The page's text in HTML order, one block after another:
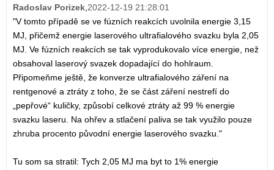
Radoslav Porizek 2022-12-19 21:28:01
"V tomto případě se ve fúzních reakcích uvolnila energie 3,15
MJ, přičemž energie laserového ultrafialového svazku byla 2,05
MJ. Ve fúzních reakcích se tak vyprodukovalo více energie, než
obsahoval laserový svazek dopadající do hohlraum.
Připomeňme ještě, že konverze ultrafialového záření na
rentgenové a ztráty z toho, že se část záření nestrefí do
„pepřové“ kuličky, způsobí celkové ztráty až 99 % energie
svazku laseru. Na ohřev a stlačení paliva se tak využilo pouze
zhruba procento původní energie laserového svazku."
Tu som sa stratil: Tych 2,05 MJ ma byt to 1% energie